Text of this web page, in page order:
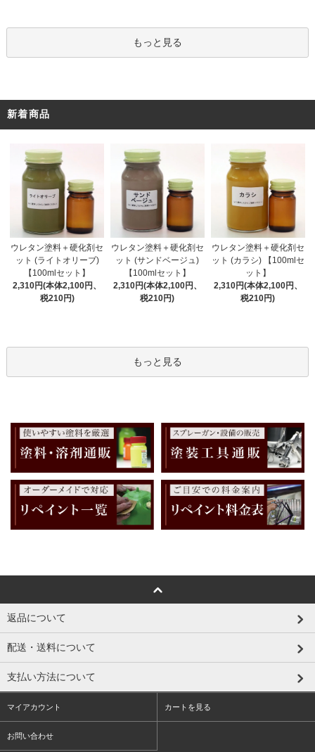
もっと見る
新着商品
ウレタン塗料＋硬化剤セ
ット (ライトオリーブ)
【100mlセット】
2,310円(本体2,100円、
税210円)
ウレタン塗料＋硬化剤セ
ット (サンドベージュ)
【100mlセット】
2,310円(本体2,100円、
税210円)
ウレタン塗料＋硬化剤セ
ット (カラシ) 【100mlセ
ット】
2,310円(本体2,100円、
税210円)
もっと見る
返品について
配送・送料について
支払い方法について
マイアカウント カートを見る
お問い合わせ